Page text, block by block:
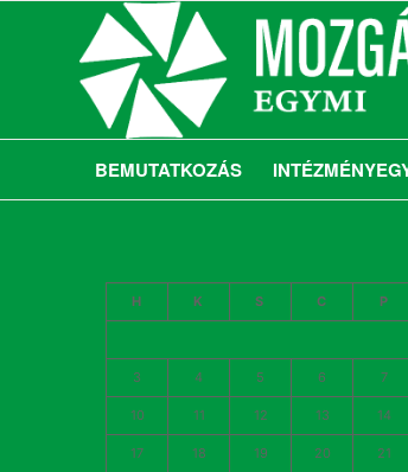
BEMUTATKOZÁS
H K S C P
3 4 5 6 7
10 11 12 13 14
17 18 19 20 21